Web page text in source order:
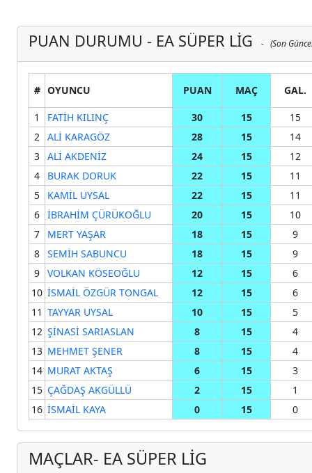
PUAN DURUMU - EA SÜPER LİG - (Son
# OYUNCU PUAN MAÇ GAL.
1 FATİH KILINÇ 30 15
15
2 ALİ KARAGÖZ 28 15
14
3 ALİ AKDENİZ 24 15
12
4
BURAK DORUK 22 15
11
5
KAMİL UYSAL 22 15
11
6 İBRAHİM ÇÜRÜKOĞLU 20 15
10
7
MERT YAŞAR 18 15
9
8 SEMİH SABUNCU 18 15
9
9 VOLKAN KÖSEOĞLU 12 15
6
10 İSMAİL ÖZGÜR TONGAL 12 15
6
11 TAYYAR UYSAL 10 15
5
12 ŞİNASİ SARIASLAN 8 15
4
13 MEHMET ŞENER 8 15
4
14 MURAT AKTAŞ 6 15
3
15 ÇAĞDAŞ AKGÜLLÜ 2 15
1
16 İSMAİL KAYA 0 15 0
MAÇLAR- EA SÜPER LİG